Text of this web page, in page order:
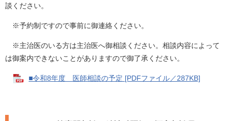
談ください。
※予約制ですので事前に御連絡ください。
※主治医のいる方は主治医へ御相談ください。相談内容によって
は御案内できないことがありますので御了承ください。
■令和8年度 医師相談の予定 [PDFファイル／287KB]